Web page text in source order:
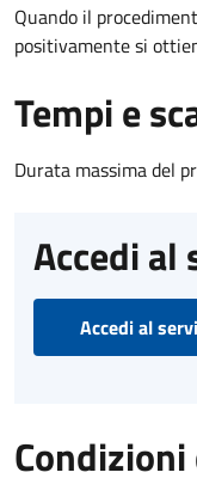
Quando il
positivamente si
Tempi e
Durata massima del
Accedi al
Accedi al